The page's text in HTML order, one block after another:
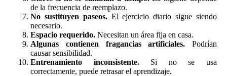
de la frecuencia de reemplazo.
No sustituyen paseos.El ejercicio diario sigue siendo
necesario.
Espacio requerido. Necesitan un área fija en casa.
Algunas contienen fragancias artificiales. Podrían
causar sensibilidad.
Entrenamiento inconsistente.Si no se usa
correctamente, puede retrasar el aprendizaje.